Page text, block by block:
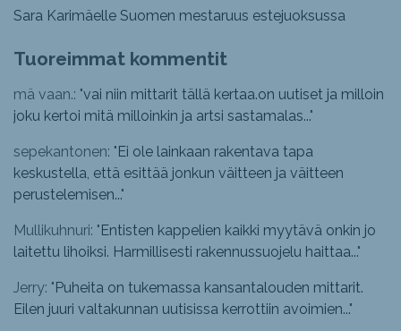
Sara Karimäelle Suomen mestaruus estejuoksussa
Tuoreimmat kommentit
mä vaan.: "vai niin mittarit tällä kertaa.on uutiset ja milloin
joku kertoi mitä milloinkin ja artsi sastamalas..."
sepekantonen: "Ei ole lainkaan rakentava tapa
keskustella, että esittää jonkun väitteen ja väitteen
perustelemisen..."
Mullikuhnuri: "Entisten kappelien kaikki myytävä onkin jo
laitettu lihoiksi. Harmillisesti rakennussuojelu haittaa..."
Jerry: "Puheita on tukemassa kansantalouden mittarit.
Eilen juuri valtakunnan uutisissa kerrottiin avoimien..."